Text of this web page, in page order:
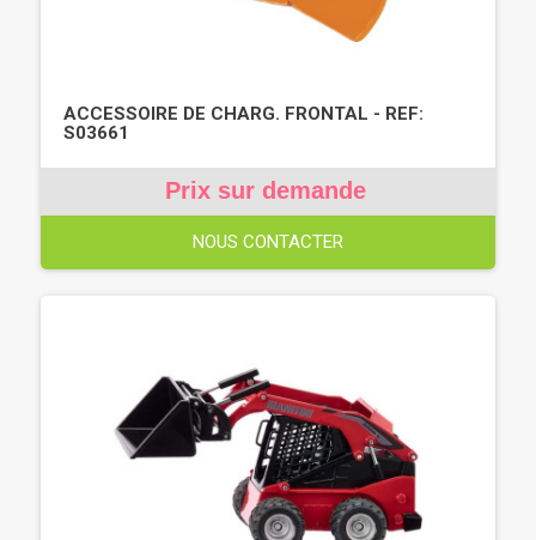
ACCESSOIRE DE CHARG. FRONTAL - REF:
S03661
Prix sur demande
NOUS CONTACTER